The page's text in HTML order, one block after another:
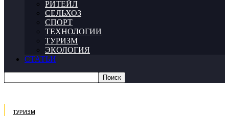
РИТЕЙЛ
СЕЛЬХОЗ
СПОРТ
ТЕХНОЛОГИИ
ТУРИЗМ
ЭКОЛОГИЯ
СТАТЬИ
ТУРИЗМ